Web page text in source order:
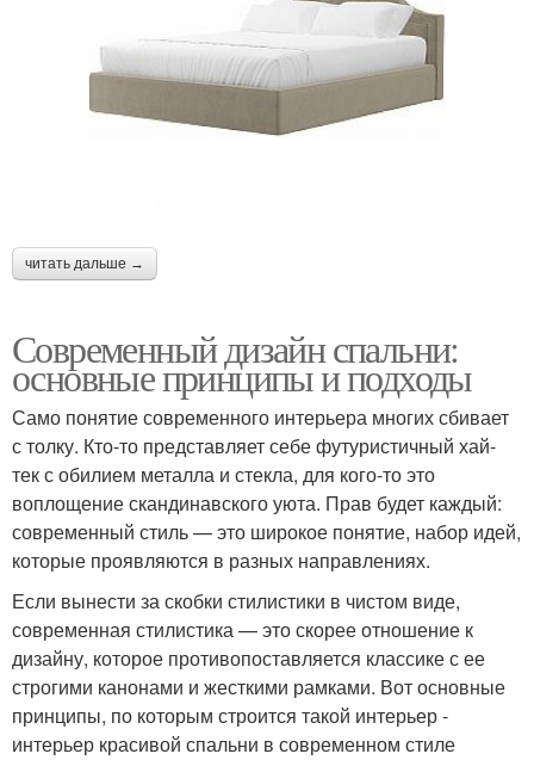
читать дальше →
Современный дизайн спальни:
основные принципы и подходы
Само понятие современного интерьера многих сбивает
с толку. Кто-то представляет себе футуристичный хай-
тек с обилием металла и стекла, для кого-то это
воплощение скандинавского уюта. Прав будет каждый:
современный стиль — это широкое понятие, набор идей,
которые проявляются в разных направлениях.
Если вынести за скобки стилистики в чистом виде,
современная стилистика — это скорее отношение к
дизайну, которое противопоставляется классике с ее
строгими канонами и жесткими рамками. Вот основные
принципы, по которым строится такой интерьер -
интерьер красивой спальни в современном стиле